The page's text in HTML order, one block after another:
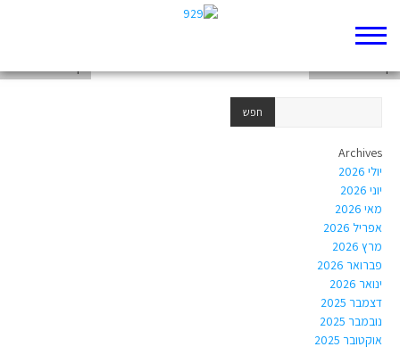
Archives
יולי 2026
יוני 2026
מאי 2026
אפריל 2026
מרץ 2026
פברואר 2026
ינואר 2026
דצמבר 2025
נובמבר 2025
אוקטובר 2025